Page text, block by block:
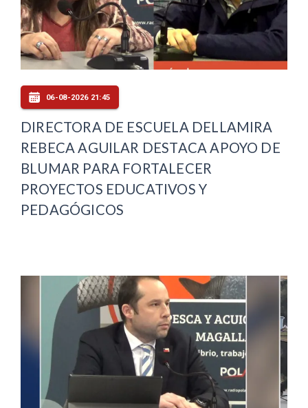
06-08-2026 21:45
DIRECTORA DE ESCUELA DELLAMIRA
REBECA AGUILAR DESTACA APOYO DE
BLUMAR PARA FORTALECER
PROYECTOS EDUCATIVOS Y
PEDAGÓGICOS